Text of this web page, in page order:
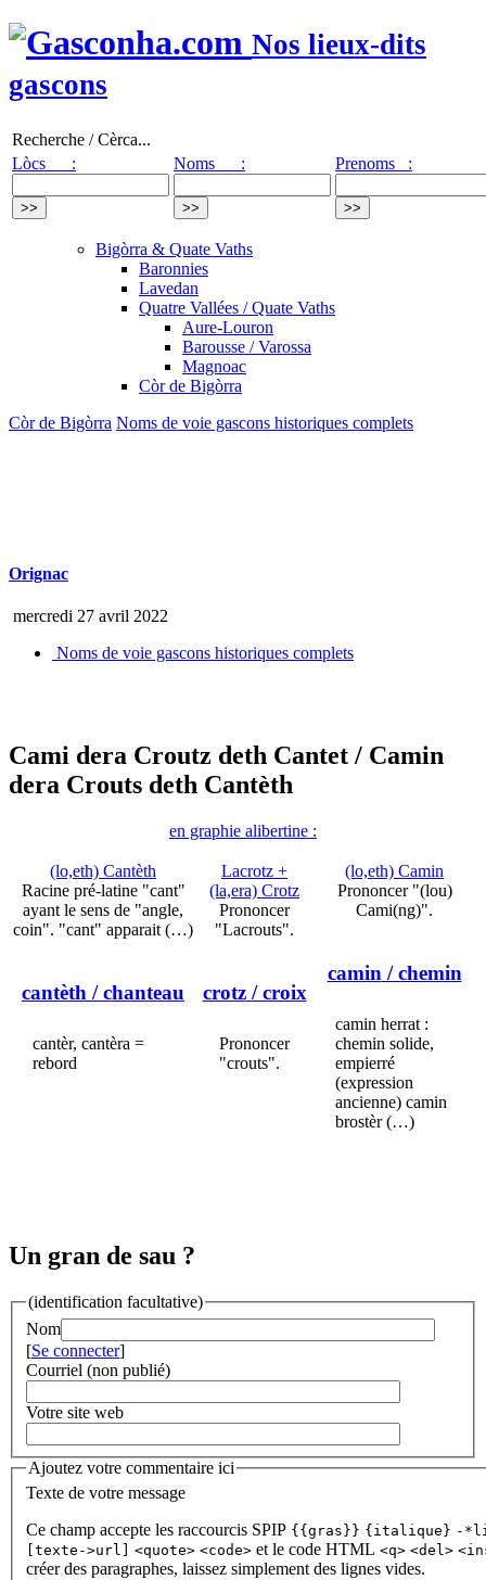
Nos lieux-dits
gascons
Recherche / Cèrca...
Lòcs :
Noms : Prenoms :
Bigòrra & Quate Vaths
Baronnies
Lavedan
Quatre Vallées / Quate Vaths
Aure-Louron
Barousse / Varossa
Magnoac
Còr de Bigòrra
Còr de Bigòrra Noms de voie gascons historiques complets
Orignac
mercredi 27 avril 2022
Noms de voie gascons historiques complets
Cami dera Croutz deth Cantet / Camin
dera Crouts deth Cantèth
en graphie alibertine :
(lo,eth) Cantèth
Racine pré-latine "cant"
ayant le sens de "angle,
coin". "cant" apparait (…)
cantèth / chanteau
cantèr, cantèra =
rebord
Lacrotz +
(la,era) Crotz
Prononcer
"Lacrouts".
crotz/ croix
Prononcer
"crouts".
(lo,eth) Camin
Prononcer "(lou)
Cami(ng)".
camin / chemin
camin herrat :
chemin solide,
empierré
(expression
ancienne) camin
brostèr (…)
Un gran de sau ?
(identification facultative)
Nom
[Se connecter]
Courriel (non publié)
Votre site web
Ajoutez votre commentaire ici
Texte de votre message
Ce champ accepte les raccourcis SPIP {{gras}} {italique} -
[texte->url]
<quote> <code> et le code HTML <q> <del>
créer des paragraphes, laissez simplement des lignes vides.